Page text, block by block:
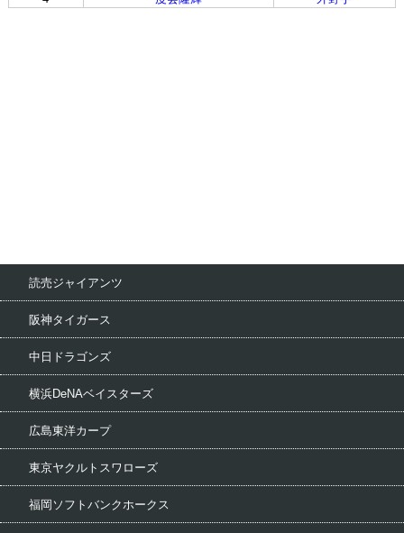
読売ジャイアンツ
阪神タイガース
中日ドラゴンズ
横浜DeNAベイスターズ
広島東洋カープ
東京ヤクルトスワローズ
福岡ソフトバンクホークス